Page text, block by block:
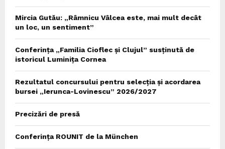
Mircia Gutău: „Râmnicu Vâlcea este, mai mult decât
un loc, un sentiment”
Conferința „Familia Cioflec și Clujul” susținută de
istoricul Luminița Cornea
Rezultatul concursului pentru selecția și acordarea
bursei „Ierunca-Lovinescu” 2026/2027
Precizări de presă
Conferința ROUNIT de la München